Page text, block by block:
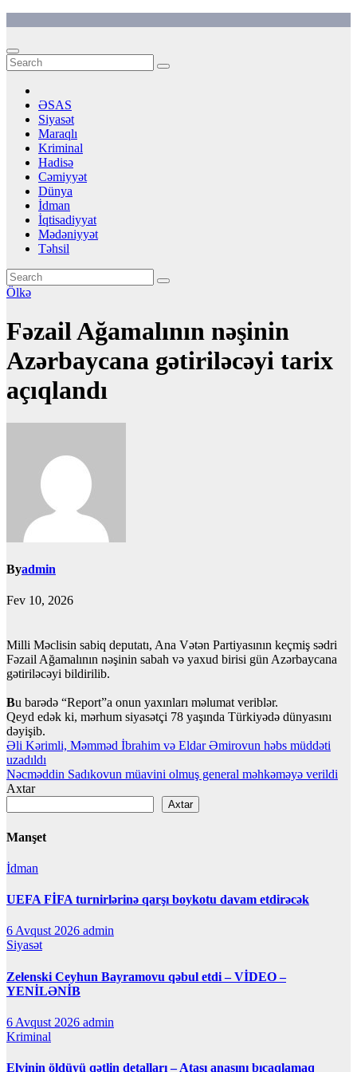
content
ƏSAS
Siyasət
Maraqlı
Kriminal
Hadisə
Cəmiyyət
Dünya
İdman
İqtisadiyyat
Mədəniyyət
Təhsil
Ölkə
Fəzail Ağamalının nəşinin
Azərbaycana gətiriləcəyi tarix
açıqlandı
Byadmin
Fev 10, 2026
Milli Məclisin sabiq deputatı, Ana Vətən Partiyasının keçmiş sədri
Fəzail Ağamalının nəşinin sabah və yaxud birisi gün Azərbaycana
gətiriləcəyi bildirilib.
Bu barədə “Report”a onun yaxınları məlumat veriblər.
Qeyd edək ki, mərhum siyasətçi 78 yaşında Türkiyədə dünyasını
dəyişib.
Yazı
naviqasiyası
Əli Kərimli, Məmməd İbrahim və Eldar Əmirovun həbs müddəti
uzadıldı
Nəcməddin Sadıkovun müavini olmuş general məhkəməyə verildi
Axtar
Axtar
Manşet
İdman
UEFA FİFA turnirlərinə qarşı boykotu davam etdirəcək
6 Avqust 2026 admin
Siyasət
Zelenski Ceyhun Bayramovu qəbul etdi – VİDEO –
YENİLƏNİB
6 Avqust 2026 admin
Kriminal
Elvinin öldüyü qətlin detalları – Atası anasını bıçaqlamaq